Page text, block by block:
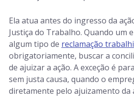
Ela atua antes do ingresso da
Justiça do Trabalho. Quando um
algum tipo de reclamação
obrigatoriamente, buscar a
de ajuizar a ação. A exceção é
sem justa causa, quando o
diretamente pelo ajuizamento da